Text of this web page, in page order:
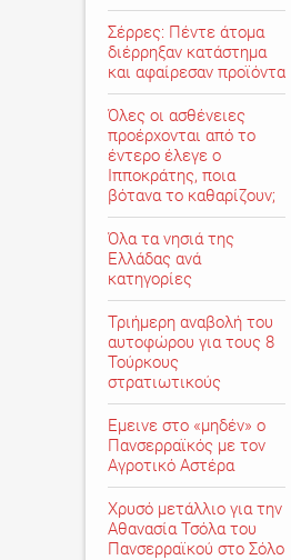
Σέρρες: Πέντε άτομα
διέρρηξαν κατάστημα
και αφαίρεσαν προϊόντα
Όλες οι ασθένειες
προέρχονται από το
έντερο έλεγε ο
Ιπποκράτης, ποια
βότανα το καθαρίζουν;
Όλα τα νησιά της
Ελλάδας ανά
κατηγορίες
Τριήμερη αναβολή του
αυτοφώρου για τους 8
Τούρκους
στρατιωτικούς
Εμεινε στο «μηδέν» o
Πανσερραϊκός με τον
Αγροτικό Αστέρα
Χρυσό μετάλλιο για την
Αθανασία Τσόλα του
Πανσερραϊκού στο Σόλο